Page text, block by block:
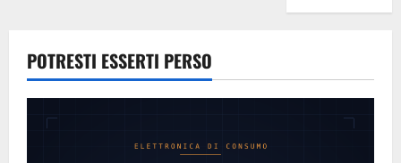
POTRESTI ESSERTI PERSO